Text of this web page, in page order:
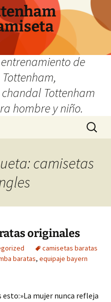
de
Tottenham
hombre y niño.
Buscar:
camisetas
originales
camisetas baratas
baratas, equipaje bayern
esto:»La mujer nunca refleja